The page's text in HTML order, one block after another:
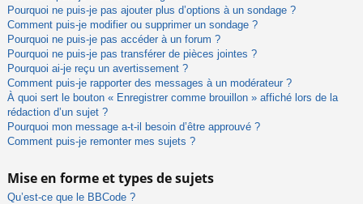
Pourquoi ne puis-je pas ajouter plus d’options à un sondage ?
Comment puis-je modifier ou supprimer un sondage ?
Pourquoi ne puis-je pas accéder à un forum ?
Pourquoi ne puis-je pas transférer de pièces jointes ?
Pourquoi ai-je reçu un avertissement ?
Comment puis-je rapporter des messages à un modérateur ?
À quoi sert le bouton « Enregistrer comme brouillon » affiché lors de la
rédaction d’un sujet ?
Pourquoi mon message a-t-il besoin d’être approuvé ?
Comment puis-je remonter mes sujets ?
Mise en forme et types de sujets
Qu’est-ce que le BBCode ?